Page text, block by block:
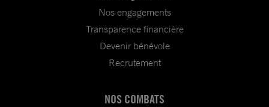
Nos engagements
Transparence financière
Devenir bénévole
Recrutement
NOS COMBATS